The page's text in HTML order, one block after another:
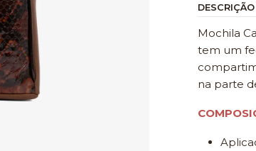
DESCRIÇÃO
Mochila
tem um
na parte